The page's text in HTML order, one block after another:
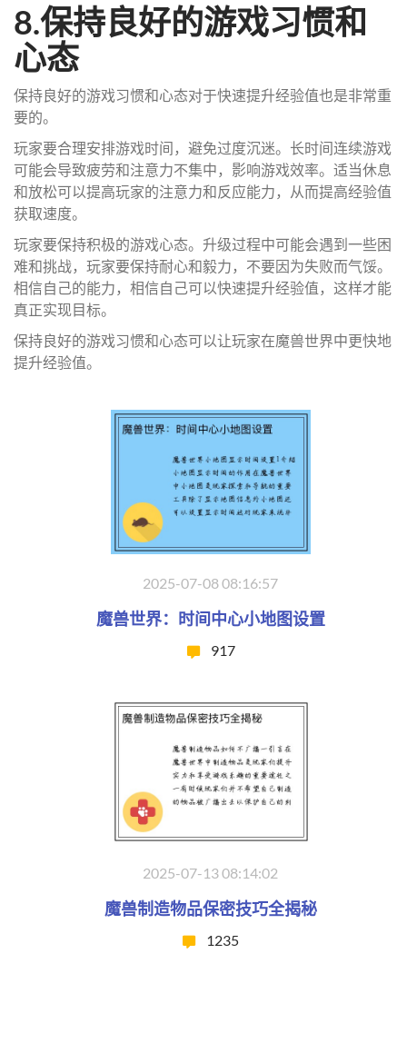
8.保持良好的游戏习惯和
心态
保持良好的游戏习惯和心态对于快速提升经验值也是非常重
要的。
玩家要合理安排游戏时间，避免过度沉迷。长时间连续游戏
可能会导致疲劳和注意力不集中，影响游戏效率。适当休息
和放松可以提高玩家的注意力和反应能力，从而提高经验值
获取速度。
玩家要保持积极的游戏心态。升级过程中可能会遇到一些困
难和挑战，玩家要保持耐心和毅力，不要因为失败而气馁。
相信自己的能力，相信自己可以快速提升经验值，这样才能
真正实现目标。
保持良好的游戏习惯和心态可以让玩家在魔兽世界中更快地
提升经验值。
2025-07-08 08:16:57
魔兽世界：时间中心小地图设置
917
2025-07-13 08:14:02
魔兽制造物品保密技巧全揭秘
1235